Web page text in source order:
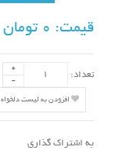
قیمت:
تعداد:
افزودن به لیست دلخواه
به اشتراک گذاری